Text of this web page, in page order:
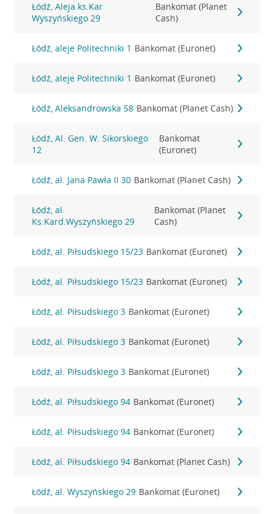
Łódź, Aleja ks.Kar
Wyszyńskiego 29
Bankomat (Planet
Cash)
Łódź, aleje Politechniki 1 Bankomat (Euronet)
Łódź, aleje Politechniki 1 Bankomat (Euronet)
Łódź, Aleksandrowska 58 Bankomat (Planet Cash)
Łódź, Al. Gen. W. Sikorskiego
12
Bankomat
(Euronet)
Łódź, al. Jana Pawła II 30 Bankomat (Planet Cash)
Łódź, al.
Ks.Kard.Wyszyńskiego 29
Bankomat (Planet
Cash)
Łódź, al. Piłsudskiego 15/23 Bankomat (Euronet)
Łódź, al. Piłsudskiego 15/23 Bankomat (Euronet)
Łódź, al. Piłsudskiego 3 Bankomat (Euronet)
Łódź, al. Piłsudskiego 3 Bankomat (Euronet)
Łódź, al. Piłsudskiego 3 Bankomat (Euronet)
Łódź, al. Piłsudskiego 94 Bankomat (Euronet)
Łódź, al. Piłsudskiego 94 Bankomat (Euronet)
Łódź, al. Piłsudskiego 94 Bankomat (Planet Cash)
Łódź, al. Wyszyńskiego 29 Bankomat (Euronet)